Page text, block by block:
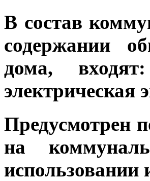
В состав
содержании
дома,
электрическая
Предусмотрен
на